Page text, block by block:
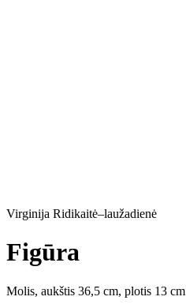
Virginija Ridikaitė–laužadienė
Figūra
Molis, aukštis 36,5 cm, plotis 13 cm